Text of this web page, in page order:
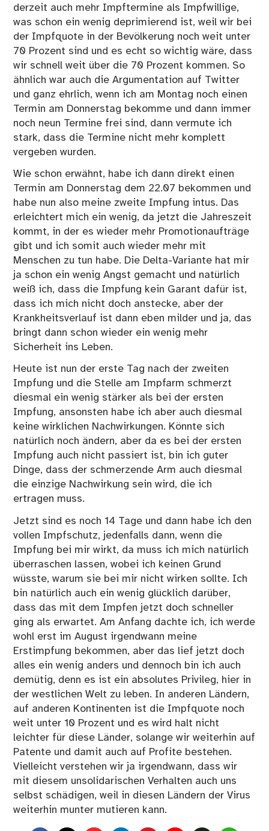
derzeit auch mehr Impftermine als Impfwillige,
was schon ein wenig deprimierend ist, weil wir bei
der Impfquote in der Bevölkerung noch weit unter
70 Prozent sind und es echt so wichtig wäre, dass
wir schnell weit über die 70 Prozent kommen. So
ähnlich war auch die Argumentation auf Twitter
und ganz ehrlich, wenn ich am Montag noch einen
Termin am Donnerstag bekomme und dann immer
noch neun Termine frei sind, dann vermute ich
stark, dass die Termine nicht mehr komplett
vergeben wurden.
Wie schon erwähnt, habe ich dann direkt einen
Termin am Donnerstag dem 22.07 bekommen und
habe nun also meine zweite Impfung intus. Das
erleichtert mich ein wenig, da jetzt die Jahreszeit
kommt, in der es wieder mehr Promotionaufträge
gibt und ich somit auch wieder mehr mit
Menschen zu tun habe. Die Delta-Variante hat mir
ja schon ein wenig Angst gemacht und natürlich
weiß ich, dass die Impfung kein Garant dafür ist,
dass ich mich nicht doch anstecke, aber der
Krankheitsverlauf ist dann eben milder und ja, das
bringt dann schon wieder ein wenig mehr
Sicherheit ins Leben.
Heute ist nun der erste Tag nach der zweiten
Impfung und die Stelle am Impfarm schmerzt
diesmal ein wenig stärker als bei der ersten
Impfung, ansonsten habe ich aber auch diesmal
keine wirklichen Nachwirkungen. Könnte sich
natürlich noch ändern, aber da es bei der ersten
Impfung auch nicht passiert ist, bin ich guter
Dinge, dass der schmerzende Arm auch diesmal
die einzige Nachwirkung sein wird, die ich
ertragen muss.
Jetzt sind es noch 14 Tage und dann habe ich den
vollen Impfschutz, jedenfalls dann, wenn die
Impfung bei mir wirkt, da muss ich mich natürlich
überraschen lassen, wobei ich keinen Grund
wüsste, warum sie bei mir nicht wirken sollte. Ich
bin natürlich auch ein wenig glücklich darüber,
dass das mit dem Impfen jetzt doch schneller
ging als erwartet. Am Anfang dachte ich, ich werde
wohl erst im August irgendwann meine
Erstimpfung bekommen, aber das lief jetzt doch
alles ein wenig anders und dennoch bin ich auch
demütig, denn es ist ein absolutes Privileg, hier in
der westlichen Welt zu leben. In anderen Ländern,
auf anderen Kontinenten ist die Impfquote noch
weit unter 10 Prozent und es wird halt nicht
leichter für diese Länder, solange wir weiterhin auf
Patente und damit auch auf Profite bestehen.
Vielleicht verstehen wir ja irgendwann, dass wir
mit diesem unsolidarischen Verhalten auch uns
selbst schädigen, weil in diesen Ländern der Virus
weiterhin munter mutieren kann.